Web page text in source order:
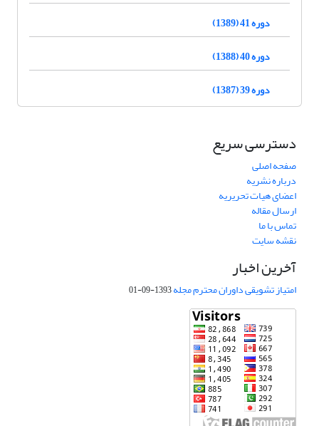
دوره 41 (1389)
دوره 40 (1388)
دوره 39 (1387)
دسترسی سریع
صفحه اصلی
درباره نشریه
اعضای هیات تحریریه
ارسال مقاله
تماس با ما
نقشه سایت
آخرین اخبار
امتیاز تشویقی داوران محترم مجله1393-09-01